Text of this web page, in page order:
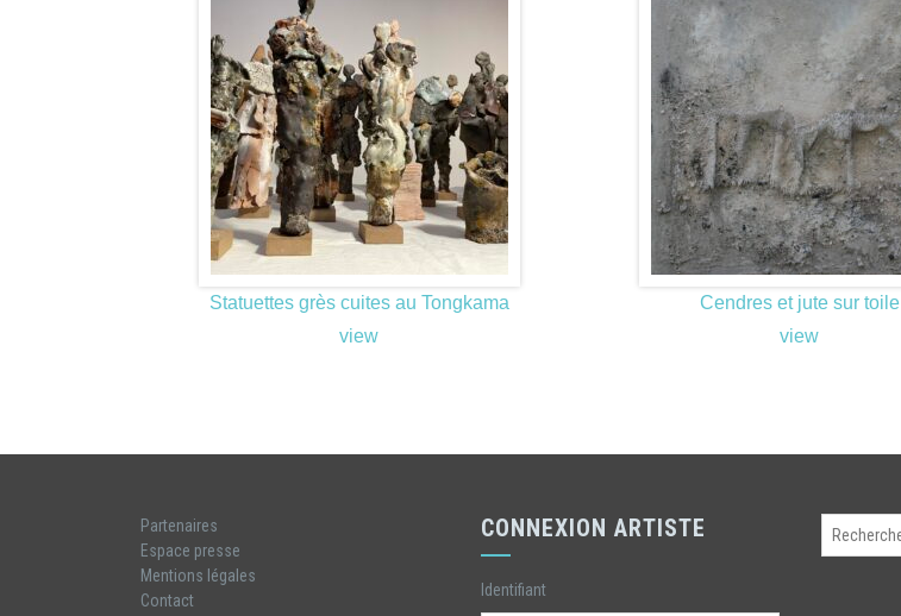
Statuettes grès cuites au Tongkama
view
Cendres et jute sur toile
view
Partenaires
Espace presse
Mentions légales
Contact
CONNEXION ARTISTE
Identifiant
Rechercher :